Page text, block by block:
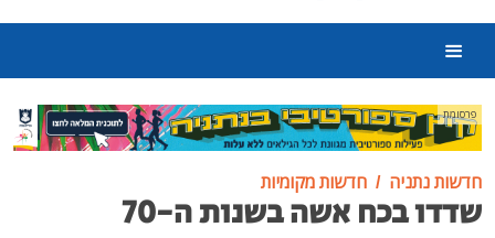
פרסומת
חדשות נתניה חדשות מקומיות
שדדו בכח אשה בשנות ה-70